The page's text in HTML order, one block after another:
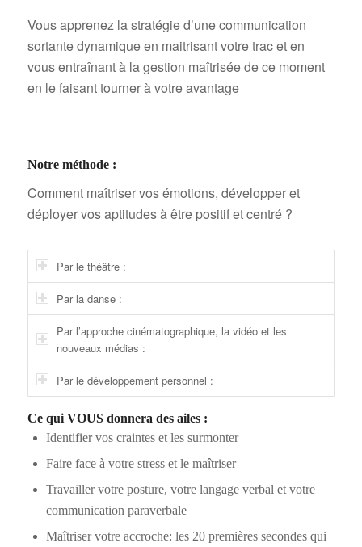
Vous apprenez la stratégie d’une communication
sortante dynamique en maitrisant votre trac et en
vous entraînant à la gestion maîtrisée de ce moment
en le faisant tourner à votre avantage
Notre méthode :
Comment maîtriser vos émotions, développer et
déployer vos aptitudes à être positif et centré ?
Par le théâtre :
Par la danse :
Par l’approche cinématographique, la vidéo et les
nouveaux médias :
Par le développement personnel :
Ce qui VOUS donnera des ailes :
Identifier vos craintes et les surmonter
Faire face à votre stress et le maîtriser
Travailler votre posture, votre langage verbal et votre
communication paraverbale
Maîtriser votre accroche: les 20 premières secondes qui